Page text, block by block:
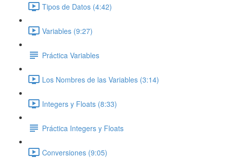
Tipos de Datos (4:42)
Variables (9:27)
Práctica Variables
Los Nombres de las Variables (3:14)
Integers y Floats (8:33)
Práctica Integers y Floats
Conversiones (9:05)